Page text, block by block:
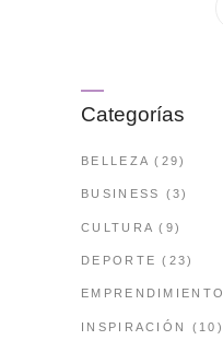
Categorías
BELLEZA (29)
BUSINESS (3)
CULTURA (9)
DEPORTE (23)
EMPRENDIMIENTO
INSPIRACIÓN (10)